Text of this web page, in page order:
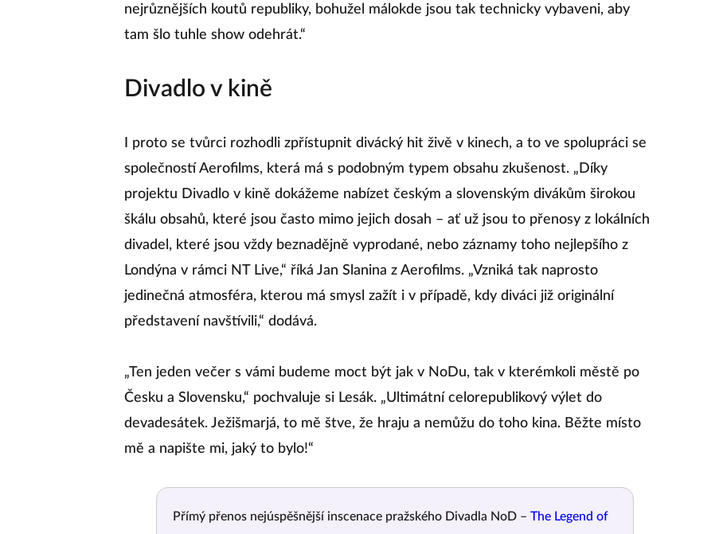
nejrůznějších koutů republiky, bohužel málokde jsou tak technicky vybaveni, aby
tam šlo tuhle show odehrát.“
Divadlo v kině
I proto se tvůrci rozhodli zpřístupnit divácký hit živě v kinech, a to ve spolupráci se
společností Aerofilms, která má s podobným typem obsahu zkušenost. „Díky
projektu Divadlo v kině dokážeme nabízet českým a slovenským divákům širokou
škálu obsahů, které jsou často mimo jejich dosah – ať už jsou to přenosy z lokálních
divadel, které jsou vždy beznadějně vyprodané, nebo záznamy toho nejlepšího z
Londýna v rámci NT Live,“ říká Jan Slanina z Aerofilms. „Vzniká tak naprosto
jedinečná atmosféra, kterou má smysl zažít i v případě, kdy diváci již originální
představení navštívili,“ dodává.
„Ten jeden večer s vámi budeme moct být jak v NoDu, tak v kterémkoli městě po
Česku a Slovensku,“ pochvaluje si Lesák. „Ultimátní celorepublikový výlet do
devadesátek. Ježišmarjá, to mě štve, že hraju a nemůžu do toho kina. Běžte místo
mě a napište mi, jaký to bylo!“
Přímý přenos nejúspěšnější inscenace pražského Divadla NoD – The Legend of